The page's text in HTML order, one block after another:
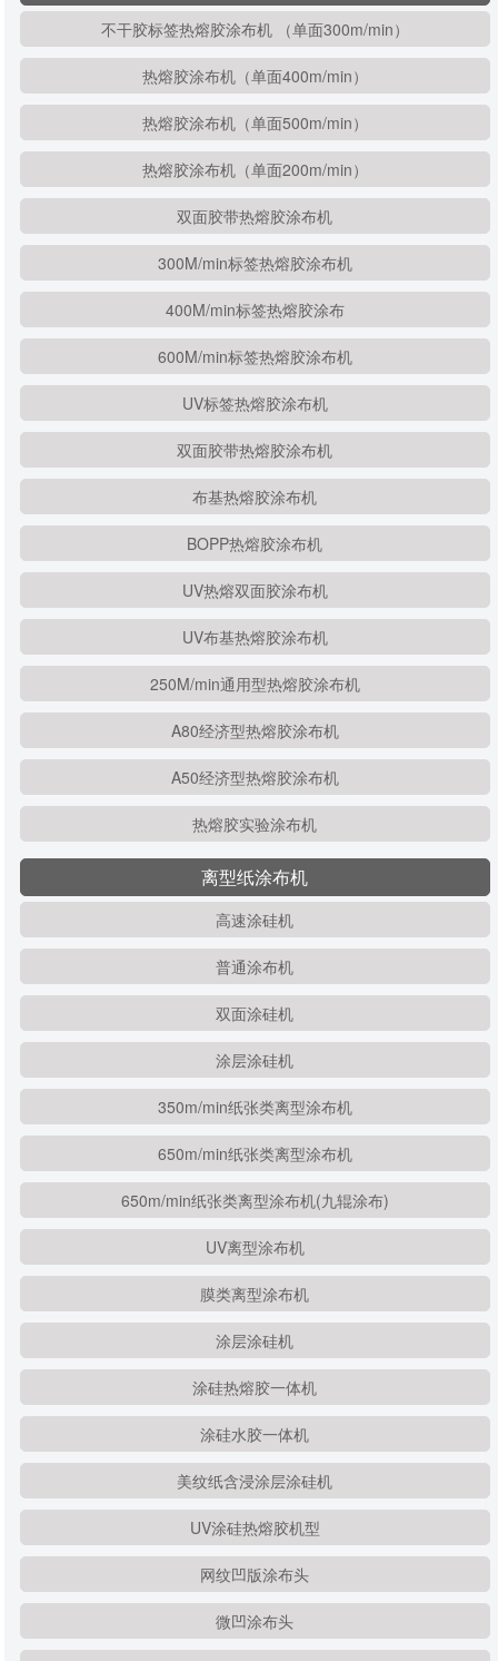
不干胶标签热熔胶涂布机 （单面300m/min）
热熔胶涂布机（单面400m/min）
热熔胶涂布机（单面500m/min）
热熔胶涂布机（单面200m/min）
双面胶带热熔胶涂布机
300M/min标签热熔胶涂布机
400M/min标签热熔胶涂布
600M/min标签热熔胶涂布机
UV标签热熔胶涂布机
双面胶带热熔胶涂布机
布基热熔胶涂布机
BOPP热熔胶涂布机
UV热熔双面胶涂布机
UV布基热熔胶涂布机
250M/min通用型热熔胶涂布机
A80经济型热熔胶涂布机
A50经济型热熔胶涂布机
热熔胶实验涂布机
离型纸涂布机
高速涂硅机
普通涂布机
双面涂硅机
涂层涂硅机
350m/min纸张类离型涂布机
650m/min纸张类离型涂布机
650m/min纸张类离型涂布机(九辊涂布)
UV离型涂布机
膜类离型涂布机
涂层涂硅机
涂硅热熔胶一体机
涂硅水胶一体机
美纹纸含浸涂层涂硅机
UV涂硅热熔胶机型
网纹凹版涂布头
微凹涂布头